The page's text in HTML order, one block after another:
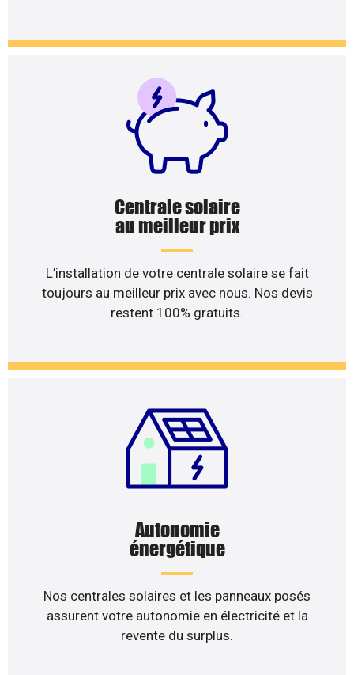
Centrale solaire
au meilleur prix
L’installation de votre centrale solaire se fait
toujours au meilleur prix avec nous. Nos devis
restent 100% gratuits.
Autonomie
énergétique
Nos centrales solaires et les panneaux posés
assurent votre autonomie en électricité et la
revente du surplus.